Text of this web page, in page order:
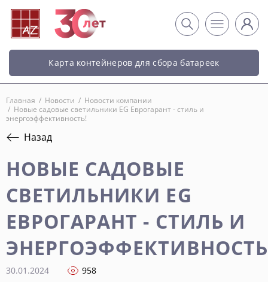
Карта контейнеров для сбора батареек
Главная / Новости / Новости компании
/ Новые садовые светильники EG Еврогарант - стиль и
энергоэффективность!
Назад
НОВЫЕ САДОВЫЕ
СВЕТИЛЬНИКИ EG
ЕВРОГАРАНТ - СТИЛЬ И
30.01.2024 958